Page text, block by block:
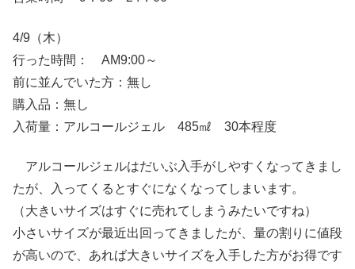
4/9（木）
行った時間： AM9:00～
前に並んでいた方：無し
購入品：無し
入荷量：アルコールジェル 485㎖ 30本程度
アルコールジェルはだいぶ入手がしやすくなってきまし
たが、入ってくるとすぐになくなってしまいます。
（大きいサイズはすぐに売れてしまうみたいですね）
小さいサイズが最近出回ってきましたが、量の割りに値段
が高いので、あれば大きいサイズを入手した方がお得です